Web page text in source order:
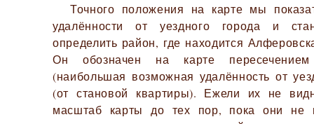
Точного положения на карте мы
удалённости от уездного города и
определить район, где находится
Он обозначен на карте
(наибольшая возможная удалённость от
(от становой квартиры). Ежели их не
масштаб карты до тех пор, пока они не